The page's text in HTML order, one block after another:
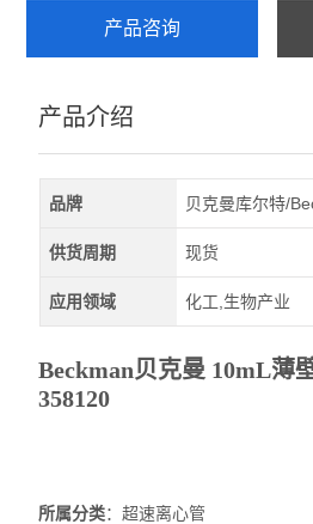
产品咨询
产品介绍
品牌 贝克曼库尔特/
供货周期 现货
应用领域 化工,生物产业
Beckman贝克曼 10mL薄
358120
所属分类：超速离心管